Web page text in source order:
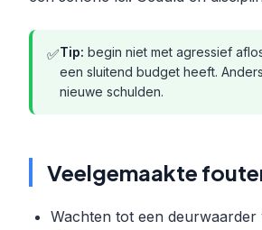
✅Tip: begin niet met agressief
een sluitend budget heeft.
nieuwe schulden.
Veelgemaakte
Wachten tot een